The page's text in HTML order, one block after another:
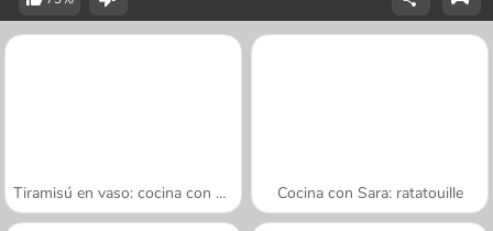
Tiramisú en vaso: cocina con Sara Cocina con Sara: ratatouille